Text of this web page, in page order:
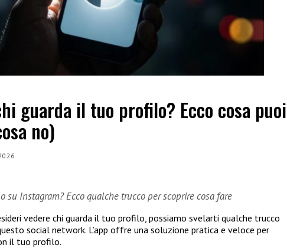
guarda il tuo profilo? Ecco cosa puoi
no)
su Instagram? Ecco qualche trucco per scoprire cosa fare
vedere chi guarda il tuo profilo, possiamo svelarti qualche trucco
social network. L’app offre una soluzione pratica e veloce per
il tuo profilo.